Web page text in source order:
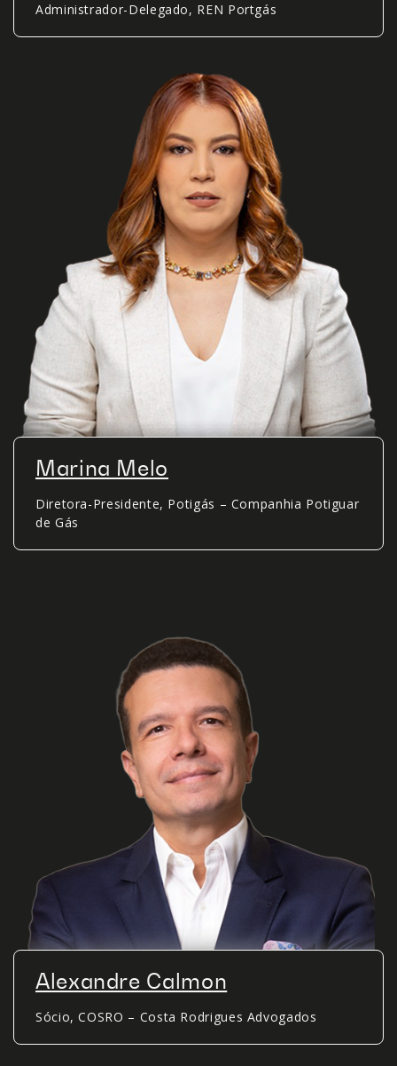
Administrador-Delegado, REN Portgás
Marina Melo
Diretora-Presidente, Potigás – Companhia Potiguar
de Gás
Alexandre Calmon
Sócio, COSRO – Costa Rodrigues Advogados